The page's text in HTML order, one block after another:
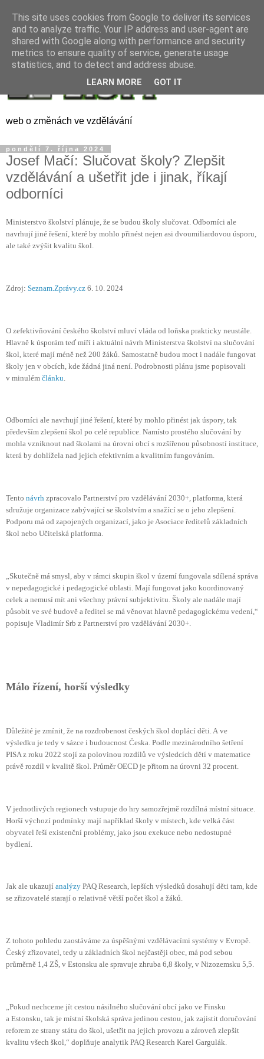
web o změnách ve vzdělávání
pondělí 7. října 2024
Josef Mačí: Slučovat školy? Zlepšit
vzdělávání a ušetřit jde i jinak, říkají
odborníci
Ministerstvo školství plánuje, že se budou školy slučovat. Odborníci ale
navrhují jiné řešení, které by mohlo přinést nejen asi dvoumiliardovou úsporu,
ale také zvýšit kvalitu škol.
Zdroj: Seznam.Zprávy.cz 6. 10. 2024
O zefektivňování českého školství mluví vláda od loňska prakticky neustále.
Hlavně k úsporám teď míří i aktuální návrh Ministerstva školství na slučování
škol, které mají méně než 200 žáků. Samostatně budou moct i nadále fungovat
školy jen v obcích, kde žádná jiná není. Podrobnosti plánu jsme popisovali
v minulém článku
Odborníci ale navrhují jiné řešení, které by mohlo přinést jak úspory, tak
především zlepšení škol po celé republice. Namísto prostého slučování by
mohla vzniknout nad školami na úrovni obcí s rozšířenou působností instituce,
která by dohlížela nad jejich efektivním a kvalitním fungováním.
Tento návrh zpracovalo Partnerství pro vzdělávání 2030+, platforma, která
sdružuje organizace zabývající se školstvím a snažící se o jeho zlepšení.
Podporu má od zapojených organizací, jako je Asociace ředitelů základních
škol nebo Učitelská platforma.
„Skutečně má smysl, aby v rámci skupin škol v území fungovala sdílená správa
v nepedagogické i pedagogické oblasti. Mají fungovat jako koordinovaný
celek a nemusí mít ani všechny právní subjektivitu. Školy ale nadále mají
působit ve své budově a ředitel se má věnovat hlavně pedagogickému vedení,“
popisuje Vladimír Srb z Partnerství pro vzdělávání 2030+.
Málo řízení, horší výsledky
Důležité je zmínit, že na rozdrobenost českých škol doplácí děti. A ve
výsledku je tedy v sázce i budoucnost Česka. Podle mezinárodního šetření
PISA z roku 2022 stojí za polovinou rozdílů ve výsledcích dětí v matematice
právě rozdíl v kvalitě škol. Průměr OECD je přitom na úrovni 32 procent.
V jednotlivých regionech vstupuje do hry samozřejmě rozdílná místní situace.
Horší výchozí podmínky mají například školy v místech, kde velká část
obyvatel řeší existenční problémy, jako jsou exekuce nebo nedostupné
bydlení.
Jak ale ukazují analýzy PAQ Research, lepších výsledků dosahují děti tam, kde
se zřizovatelé starají o relativně větší počet škol a žáků.
Z tohoto pohledu zaostáváme za úspěšnými vzdělávacími systémy v Evropě.
Český zřizovatel, tedy u základních škol nejčastěji obec, má pod sebou
průměrně 1,4 ZŠ, v Estonsku ale spravuje zhruba 6,8 školy, v Nizozemsku 5,5.
„Pokud nechceme jít cestou násilného slučování obcí jako ve Finsku
a Estonsku, tak je místní školská správa jedinou cestou, jak zajistit doručování
reforem ze strany státu do škol, ušetřit na jejich provozu a zároveň zlepšit
kvalitu všech škol,“ doplňuje analytik PAQ Research Karel Gargulák.
This site uses cookies from Google to deliver its services
and to analyze traffic. Your IP address and user-agent are
shared with Google along with performance and security
metrics to ensure quality of service, generate usage
statistics, and to detect and address abuse.
LEARN MORE GOT IT